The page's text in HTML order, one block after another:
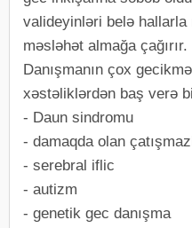
valideyinləri belə hallarla
məsləhət almağa çağırır.
Danışmanın çox
xəstəliklərdən baş verə
- Daun sindromu
- damaqda olan
- serebral iflic
- autizm
- genetik gec danışma